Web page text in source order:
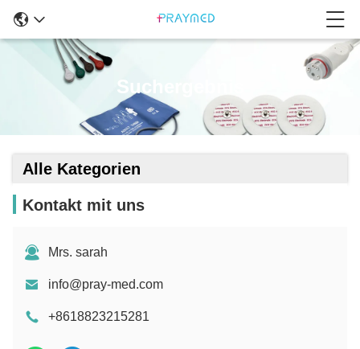
Suchergebnis
Alle Kategorien
Kontakt mit uns
Mrs. sarah
info@pray-med.com
+8618823215281